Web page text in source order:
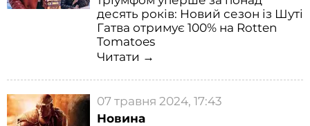
десять років: Новий сезон із Шуті
Гатва отримує 100% на Rotten
Tomatoes
Читати →
07 травня 2024, 17:43
Новина